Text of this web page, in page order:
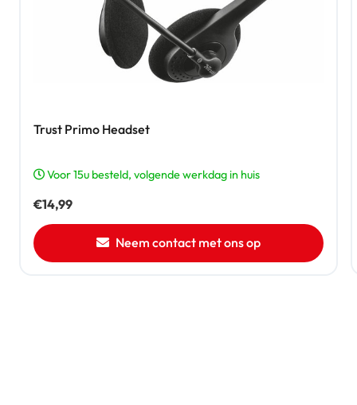
Trust Primo Headset
Voor 15u besteld, volgende werkdag in huis
€14,99
Neem contact met ons op